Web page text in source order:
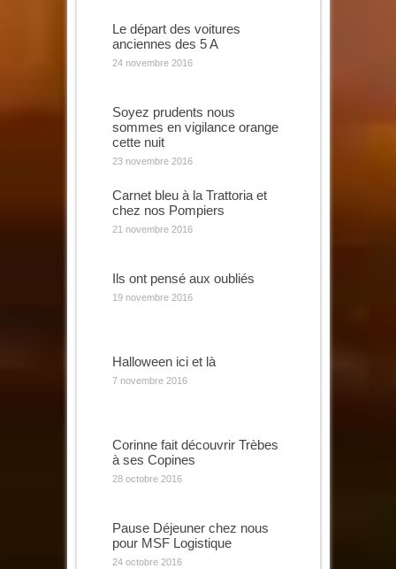
Le départ des voitures
anciennes des 5 A
24 novembre 2016
Soyez prudents nous
sommes en vigilance orange
cette nuit
23 novembre 2016
Carnet bleu à la Trattoria et
chez nos Pompiers
21 novembre 2016
Ils ont pensé aux oubliés
19 novembre 2016
Halloween ici et là
7 novembre 2016
Corinne fait découvrir Trèbes
à ses Copines
28 octobre 2016
Pause Déjeuner chez nous
pour MSF Logistique
24 octobre 2016